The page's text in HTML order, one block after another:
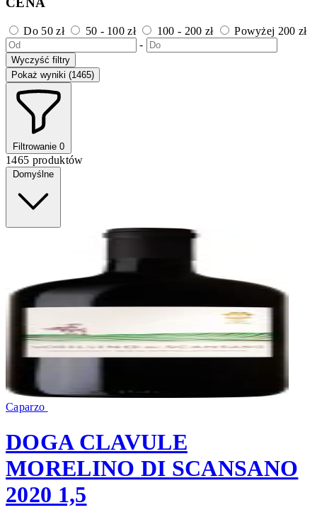
Do 50 zł 50 - 100 zł 100 - 200 zł
Powyżej 200 zł
-
Wyczyść filtry
Pokaż wyniki (1465)
Filtrowanie 0
1465 produktów
Domyślne
Caparzo
DOGA CLAVULE
MORELINO DI SCANSANO
2020 1,5